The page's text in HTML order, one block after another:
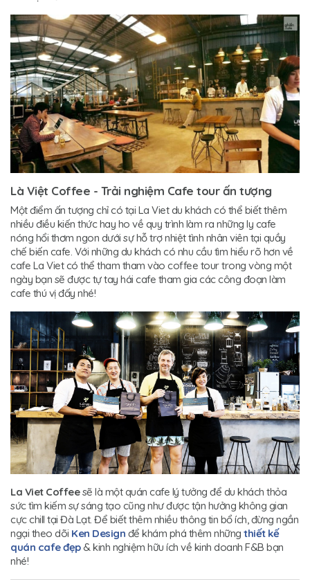
Là Việt Coffee - Trải nghiệm Cafe tour ấn tượng
Một điểm ấn tượng chỉ có tại La Viet du khách có thể biết thêm
nhiều điều kiến thức hay ho về quy trình làm ra những ly cafe
nóng hổi thơm ngon dưới sự hỗ trợ nhiệt tình nhân viên tại quầy
chế biến cafe. Với những du khách có nhu cầu tìm hiểu rõ hơn về
cafe La Viet có thể tham tham vào coffee tour trong vòng một
ngày bạn sẽ được tự tay hái cafe tham gia các công đoạn làm
cafe thú vị đấy nhé!
La Viet Coffeesẽ là một quán cafe lý tưởng để du khách thỏa
sức tìm kiếm sự sáng tạo cũng như được tận hưởng không gian
cực chill tại Đà Lạt. Để biết thêm nhiều thông tin bổ ích, đừng ngần
ngại theo dõi Ken Design để khám phá thêm những thiết kế
quán cafe đẹp& kinh nghiệm hữu ích về kinh doanh F&B bạn
nhé!